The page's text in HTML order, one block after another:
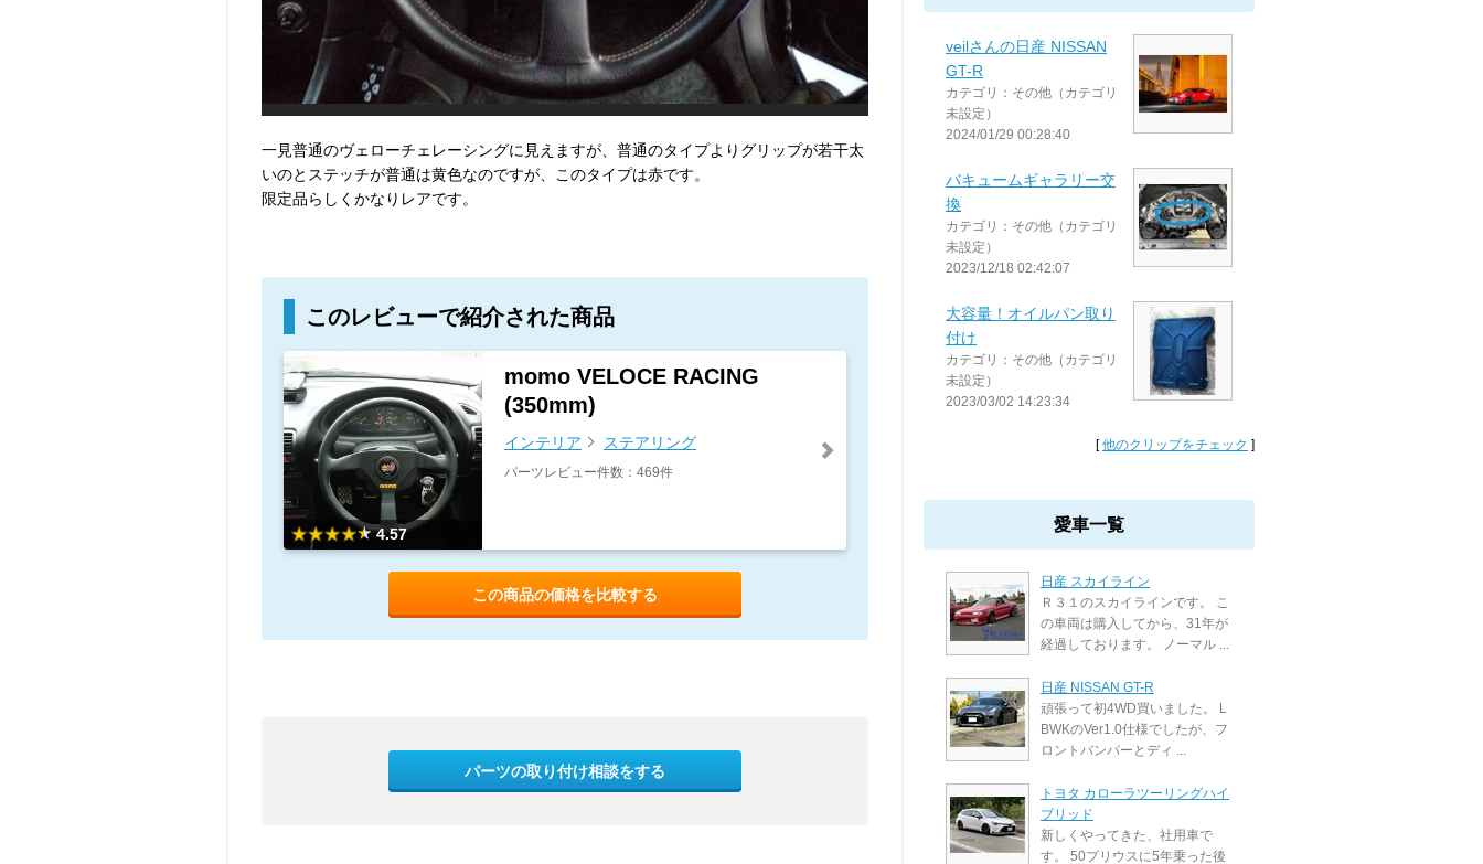
一見普通のヴェローチェレーシングに見えますが、普通のタイプよりグリップが若干太
いのとステッチが普通は黄色なのですが、このタイプは赤です。
限定品らしくかなりレアです。
このレビューで紹介された商品
4.57
momo VELOCE RACING
(350mm)
インテリア ステアリング
パーツレビュー件数：469件
この商品の価格を比較する
パーツの取り付け相談をする
veilさんの日産 NISSAN
GT-R
カテゴリ：その他（カテゴリ
未設定）
2024/01/29 00:28:40
バキュームギャラリー交
換
カテゴリ：その他（カテゴリ
未設定）
2023/12/18 02:42:07
大容量！オイルパン取り
付け
カテゴリ：その他（カテゴリ
未設定）
2023/03/02 14:23:34
[他のクリップをチェック ]
愛車一覧
日産 スカイライン
Ｒ３１のスカイラインです。 こ
の車両は購入してから、31年が
経過しております。 ノーマル ...
日産 NISSAN GT-R
頑張って初4WD買いました。 L
BWKのVer1.0仕様でしたが、フ
ロントバンパーとディ ...
トヨタ カローラツーリングハイ
ブリッド
新しくやってきた、社用車で
す。 50プリウスに5年乗った後